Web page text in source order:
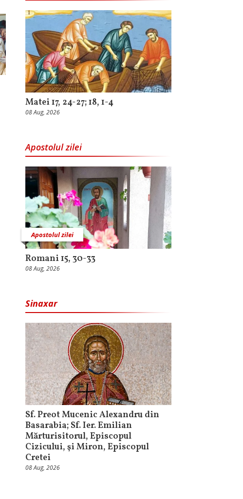
Matei 17, 24-27; 18, 1-4
08 Aug, 2026
Apostolul zilei
Apostolul zilei
Romani 15, 30-33
08 Aug, 2026
Sinaxar
Sf. Preot Mucenic Alexandru din
Basarabia; Sf. Ier. Emilian
Mărturisitorul, Episcopul
Cizicului, şi Miron, Episcopul
Cretei
08 Aug, 2026